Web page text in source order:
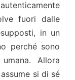
fuori dalle
in un
perché sono
Allora
si di sé